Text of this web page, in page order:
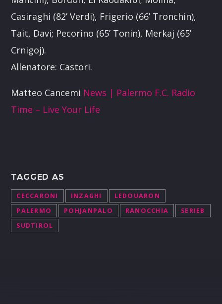
Casiraghi (82’ Verdi), Frigerio (66’ Tronchin),
Tait, Davi; Pecorino (65’ Tonin), Merkaj (65’
Crnigoj).
Allenatore: Castori.
Matteo Cancemi News | Palermo F.C. Radio
Time – Live Your Life
TAGGED AS
CECCARONI INZAGHI
LEDOUARON
PALERMO
POHJANPALO RANOCCHIA
SERIEB
SUDTIROL